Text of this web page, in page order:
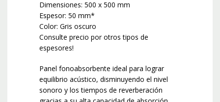
Dimensiones: 500 x 500 mm
Espesor: 50 mm*
Color: Gris oscuro
Consulte precio por otros tipos de
espesores!
Panel fonoabsorbente ideal para lograr
equilibrio acústico, disminuyendo el nivel
sonoro y los tiempos de reverberación